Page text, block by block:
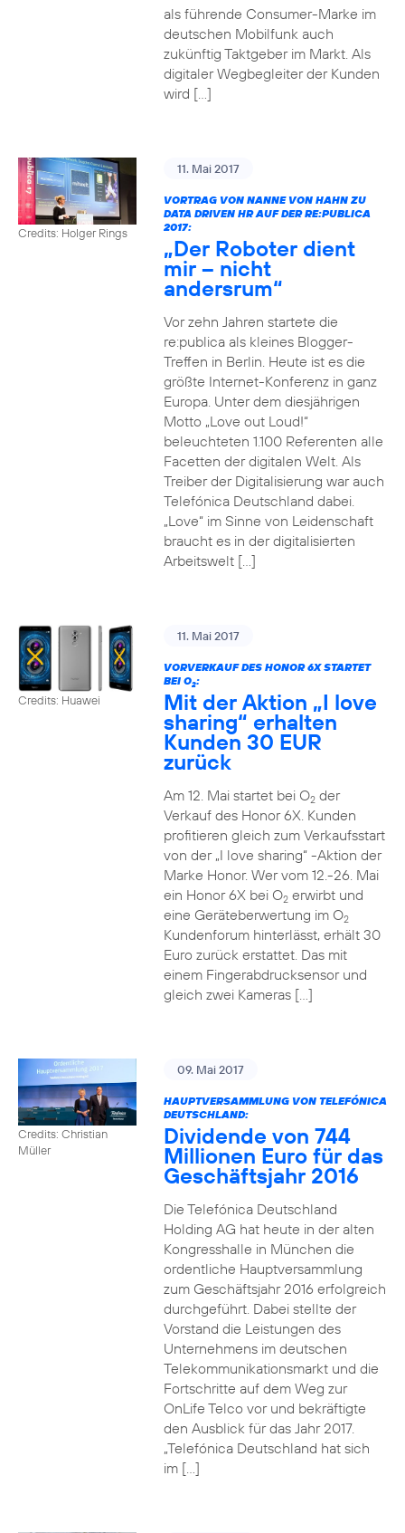
als führende Consumer-Marke im
deutschen Mobilfunk auch
zukünftig Taktgeber im Markt. Als
digitaler Wegbegleiter der Kunden
wird […]
Credits: Holger Rings
11. Mai 2017
VORTRAG VON NANNE VON HAHN ZU
DATA DRIVEN HR AUF DER RE:PUBLICA
2017:
„Der Roboter dient
mir – nicht
andersrum“
Vor zehn Jahren startete die
re:publica als kleines Blogger-
Treffen in Berlin. Heute ist es die
größte Internet-Konferenz in ganz
Europa. Unter dem diesjährigen
Motto „Love out Loud!“
beleuchteten 1.100 Referenten alle
Facetten der digitalen Welt. Als
Treiber der Digitalisierung war auch
Telefónica Deutschland dabei.
„Love“ im Sinne von Leidenschaft
braucht es in der digitalisierten
Arbeitswelt […]
Credits: Huawei
11. Mai 2017
VORVERKAUF DES HONOR 6X STARTET
BEI O2:
Mit der Aktion „I love
sharing“ erhalten
Kunden 30 EUR
zurück
Am 12. Mai startet bei O2der
Verkauf des Honor 6X. Kunden
profitieren gleich zum Verkaufsstart
von der „I love sharing“ -Aktion der
Marke Honor. Wer vom 12.-26. Mai
ein Honor 6X bei O2erwirbt und
eine Geräteberwertung im O2
Kundenforum hinterlässt, erhält 30
Euro zurück erstattet. Das mit
einem Fingerabdrucksensor und
gleich zwei Kameras […]
Credits: Christian
Müller
09. Mai 2017
HAUPTVERSAMMLUNG VON TELEFÓNICA
DEUTSCHLAND:
Dividende von 744
Millionen Euro für das
Geschäftsjahr 2016
Die Telefónica Deutschland
Holding AG hat heute in der alten
Kongresshalle in München die
ordentliche Hauptversammlung
zum Geschäftsjahr 2016 erfolgreich
durchgeführt. Dabei stellte der
Vorstand die Leistungen des
Unternehmens im deutschen
Telekommunikationsmarkt und die
Fortschritte auf dem Weg zur
OnLife Telco vor und bekräftigte
den Ausblick für das Jahr 2017.
„Telefónica Deutschland hat sich
im […]